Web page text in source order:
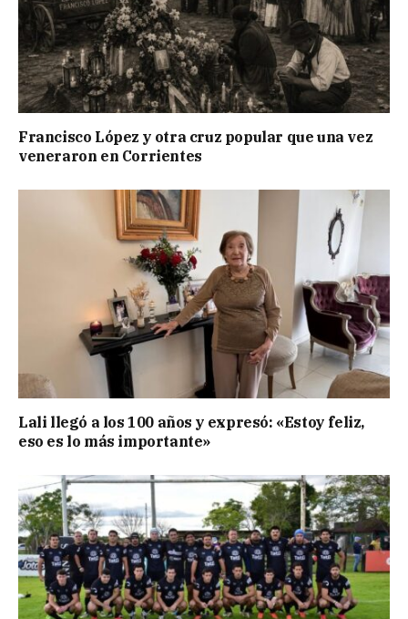
Francisco López y otra cruz popular que una vez
veneraron en Corrientes
Lali llegó a los 100 años y expresó: «Estoy feliz,
eso es lo más importante»